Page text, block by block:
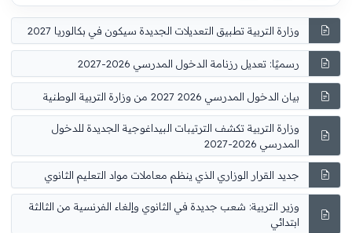
وزارة التربية تطبيق التعديلات الجديدة سيكون في بكالوريا 2027
رسميًا: تعديل رزنامة الدخول المدرسي 2026-2027
بيان الدخول المدرسي 2026 2027 من وزارة التربية الوطنية
وزارة التربية تكشف الترتيبات البيداغوجية الجديدة للدخول
المدرسي 2026-2027
جديد القرار الوزاري الذي ينظم معاملات مواد التعليم الثانوي
وزير التربية: شعب جديدة في الثانوي وإلغاء الفرنسية من الثالثة
ابتدائي